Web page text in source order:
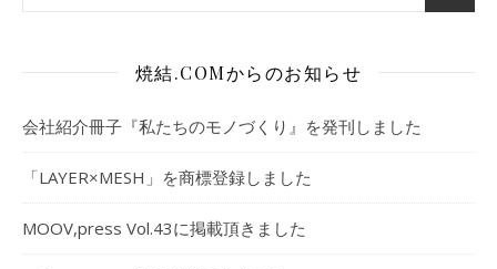
焼結.COMからのお知らせ
会社紹介冊子『私たちのモノづくり』を発刊しました
「LAYER×MESH」を商標登録しました
MOOV,press Vol.43に掲載頂きました